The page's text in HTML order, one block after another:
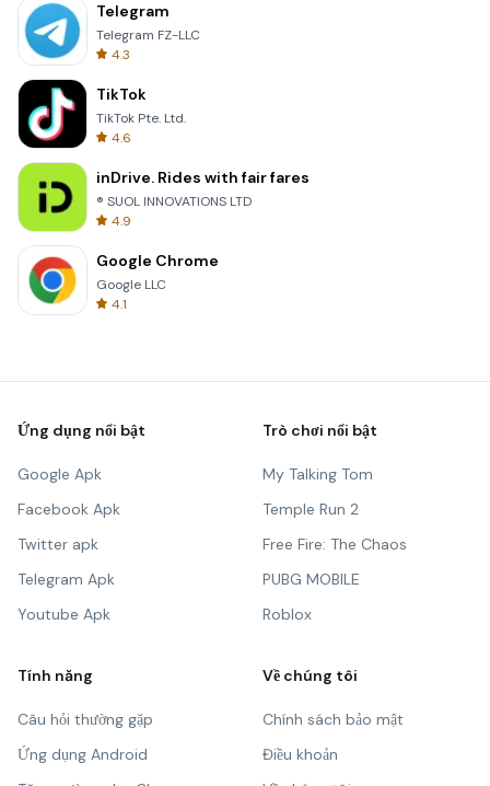
Telegram
Telegram FZ-LLC
4.3
TikTok
TikTok Pte. Ltd.
4.6
inDrive. Rides with fair fares
® SUOL INNOVATIONS LTD
4.9
Google Chrome
Google LLC
4.1
Ứng dụng nổi bật
Google Apk
Facebook Apk
Twitter apk
Telegram Apk
Youtube Apk
Trò chơi nổi bật
My Talking Tom
Temple Run 2
Free Fire: The Chaos
PUBG MOBILE
Roblox
Tính năng
Câu hỏi thường gặp
Ứng dụng Android
Về chúng tôi
Chính sách bảo mật
Điều khoản